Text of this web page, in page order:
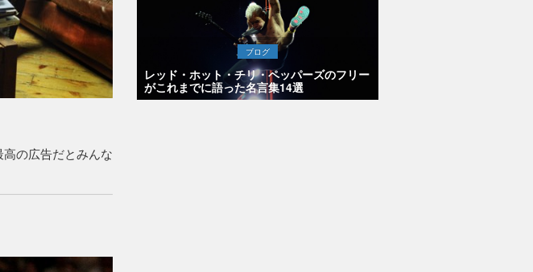
の広告だとみんな
ブログ
レッド・ホット・チリ・ペッパーズのフリー
がこれまでに語った名言集14選